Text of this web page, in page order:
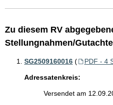
Zu diesem RV
Stellungnahmen/
SG2509160016 ( PDF - 4
Adressatenkreis:
Versendet am